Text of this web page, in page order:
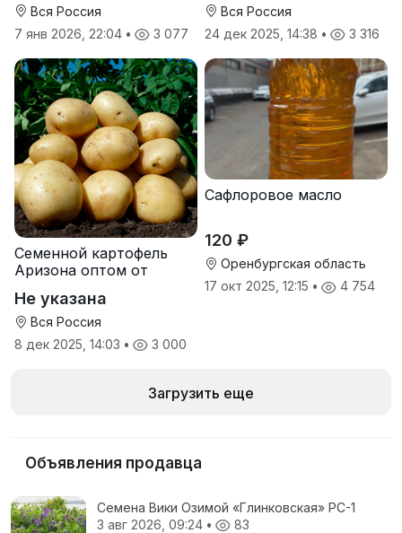
Вся Россия
7 янв 2026, 22:04 • 3 077
Вся Россия
24 дек 2025, 14:38 • 3 316
Семенной картофель
Аризона оптом от
Не указана
Вся Россия
8 дек 2025, 14:03 • 3 000
Сафлоровое масло
120 ₽
Оренбургская область
17 окт 2025, 12:15 • 4 754
Загрузить еще
Объявления продавца
Семена Вики Озимой «Глинковская» РС-1
3 авг 2026, 09:24 • 83